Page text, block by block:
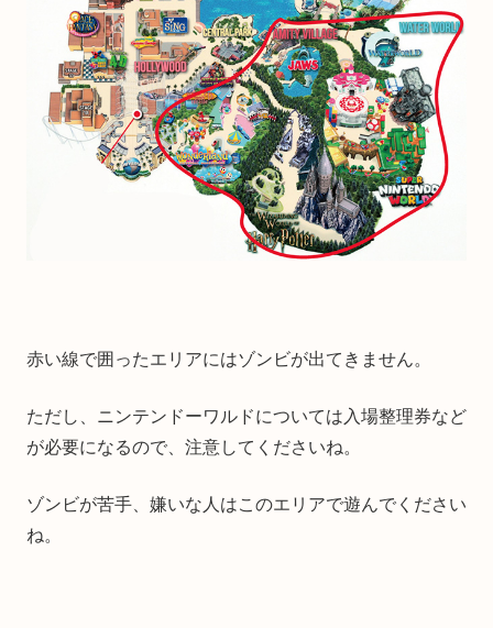
赤い線で囲ったエリアにはゾンビが出てきません。
ただし、ニンテンドーワルドについては入場整理券など
が必要になるので、注意してくださいね。
ゾンビが苦手、嫌いな人はこのエリアで遊んでください
ね。